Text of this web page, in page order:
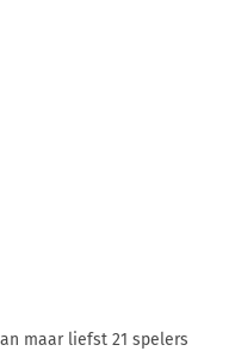
maar liefst 21 spelers